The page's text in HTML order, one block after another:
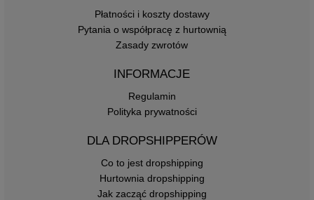
Płatności i koszty dostawy
Pytania o współpracę z hurtownią
Zasady zwrotów
INFORMACJE
Regulamin
Polityka prywatności
DLA DROPSHIPPERÓW
Co to jest dropshipping
Hurtownia dropshipping
Jak zacząć dropshipping